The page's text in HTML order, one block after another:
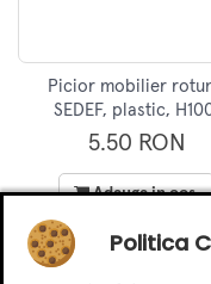
Picior mobilier
SEDEF, plastic,
finisaj negru
5.50 RON
Adauga in cos
Politica